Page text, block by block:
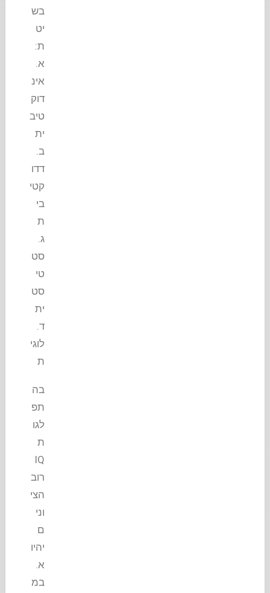
בש
יט
ת:
א.
אינ
דוק
טיב
ית
ב.
דדו
קטי
בי
ת
ג.
סט
טי
סט
ית
ד.
לוגי
ת
בה
תפ
לגו
ת
IQ
רוב
הצי
וני
ם
יהיו
א.
במ